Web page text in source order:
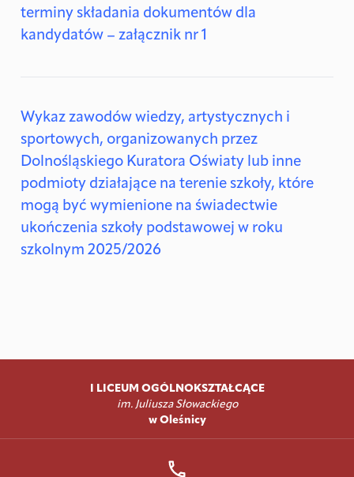
terminy składania dokumentów dla
kandydatów – załącznik nr 1
Wykaz zawodów wiedzy, artystycznych i
sportowych, organizowanych przez
Dolnośląskiego Kuratora Oświaty lub inne
podmioty działające na terenie szkoły, które
mogą być wymienione na świadectwie
ukończenia szkoły podstawowej w roku
szkolnym 2025/2026
I LICEUM OGÓLNOKSZTAŁCĄCE
im. Juliusza Słowackiego
w Oleśnicy